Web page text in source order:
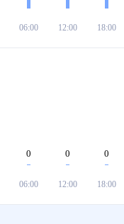
06:00 12:00 18:00
0
06:00
0
12:00
0
18:00